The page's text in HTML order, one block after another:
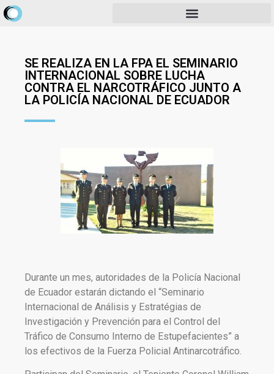
SE REALIZA EN LA FPA EL SEMINARIO
INTERNACIONAL SOBRE LUCHA
CONTRA EL NARCOTRÁFICO JUNTO A
LA POLICÍA NACIONAL DE ECUADOR
Durante un mes, autoridades de la Policía Nacional
de Ecuador estarán dictando el “Seminario
Internacional de Análisis y Estratégias de
Investigación y Prevención para el Control del
Tráfico de Consumo Interno de Estupefacientes” a
los efectivos de la Fuerza Policial Antinarcotráfico.